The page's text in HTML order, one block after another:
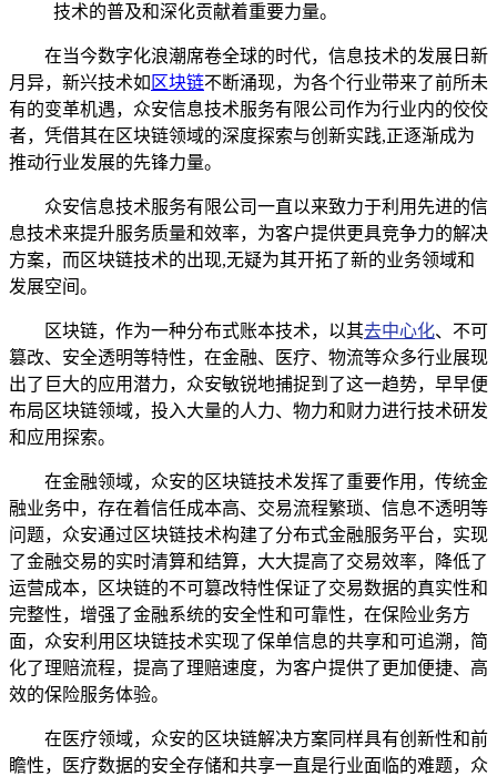
技术的普及和深化贡献着重要力量。
在当今数字化浪潮席卷全球的时代，信息技术的发展日新
月异，新兴技术如 区块链不断涌现，为各个行业带来了前所未
有的变革机遇，众安信息技术服务有限公司作为行业内的佼佼
者，凭借其在区块链领域的深度探索与创新实践,正逐渐成为
推动行业发展的先锋力量。
众安信息技术服务有限公司一直以来致力于利用先进的信
息技术来提升服务质量和效率，为客户提供更具竞争力的解决
方案，而区块链技术的出现,无疑为其开拓了新的业务领域和
发展空间。
区块链，作为一种分布式账本技术，以其去中心化、不可
篡改、安全透明等特性，在金融、医疗、物流等众多行业展现
出了巨大的应用潜力，众安敏锐地捕捉到了这一趋势，早早便
布局区块链领域，投入大量的人力、物力和财力进行技术研发
和应用探索。
在金融领域，众安的区块链技术发挥了重要作用，传统金
融业务中，存在着信任成本高、交易流程繁琐、信息不透明等
问题，众安通过区块链技术构建了分布式金融服务平台，实现
了金融交易的实时清算和结算，大大提高了交易效率，降低了
运营成本，区块链的不可篡改特性保证了交易数据的真实性和
完整性，增强了金融系统的安全性和可靠性，在保险业务方
面，众安利用区块链技术实现了保单信息的共享和可追溯，简
化了理赔流程，提高了理赔速度，为客户提供了更加便捷、高
效的保险服务体验。
在医疗领域，众安的区块链解决方案同样具有创新性和前
瞻性，医疗数据的安全存储和共享一直是行业面临的难题，众